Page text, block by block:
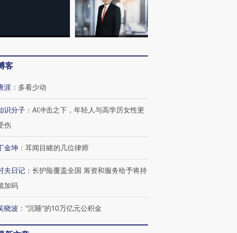
客
涯 ： 多看少动
识分子 ： AI冲击之下，年轻人与高学历女性更
伤
金坤 ： 耳闻目睹的几位律师
夫日记 ： 长护险覆盖全国 筹资和服务给予将持
加码
晓波 ： “沉睡”的10万亿元公积金